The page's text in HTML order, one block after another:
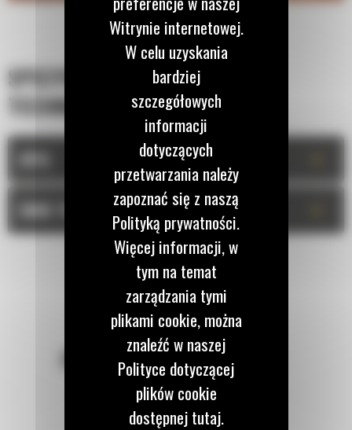
SPECYFIKACJA
TECHNICZNA
DANE TECHNICZNE
POZOSTAŃMY W KONTAKCIE
Witrynie internetowej.
W celu uzyskania
bardziej
szczegółowych
informacji
dotyczących
przetwarzania należy
zapoznać się z naszą
Polityką prywatności.
Więcej informacji, w
tym na temat
zarządzania tymi
plikami cookie, można
znaleźć w naszej
Polityce dotyczącej
plików cookie
dostępnej tutaj.